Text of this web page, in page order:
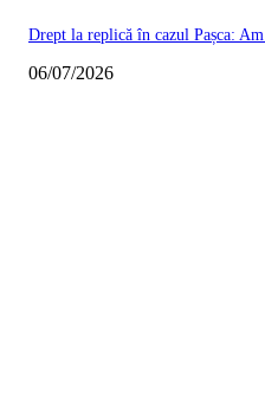
Drept la replică în cazul Pașca:
06/07/2026